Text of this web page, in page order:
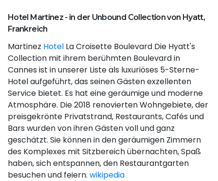
Hotel Martinez - in der Unbound Collection von Hyatt,
Frankreich
Martinez Hotel La Croisette Boulevard Die Hyatt's
Collection mit ihrem berühmten Boulevard in
Cannes ist in unserer Liste als luxuriöses 5-Sterne-
Hotel aufgeführt, das seinen Gästen exzellenten
Service bietet. Es hat eine geräumige und moderne
Atmosphäre. Die 2018 renovierten Wohngebiete, der
preisgekrönte Privatstrand, Restaurants, Cafés und
Bars wurden von ihren Gästen voll und ganz
geschätzt. Sie können in den geräumigen Zimmern
des Komplexes mit Sitzbereich übernachten, Spaß
haben, sich entspannen, den Restaurantgarten
besuchen und feiern. wikipedia